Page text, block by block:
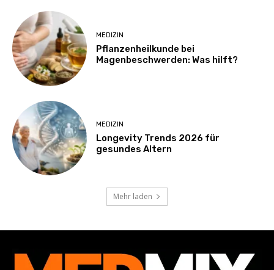
MEDIZIN
Pflanzenheilkunde bei
Magenbeschwerden: Was hilft?
MEDIZIN
Longevity Trends 2026 für
gesundes Altern
Mehr laden